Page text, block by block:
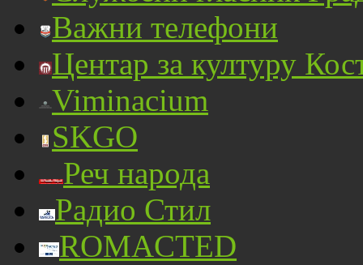
Важни телефони
Центар за културу
Viminacium
SKGO
Реч народа
Радио Стил
ROMACTED